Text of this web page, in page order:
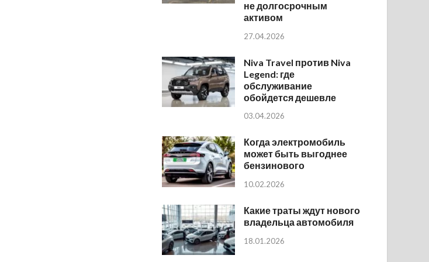
не долгосрочным
активом
27.04.2026
Niva Travel против Niva
Legend: где
обслуживание
обойдется дешевле
03.04.2026
Когда электромобиль
может быть выгоднее
бензинового
10.02.2026
Какие траты ждут нового
владельца автомобиля
18.01.2026